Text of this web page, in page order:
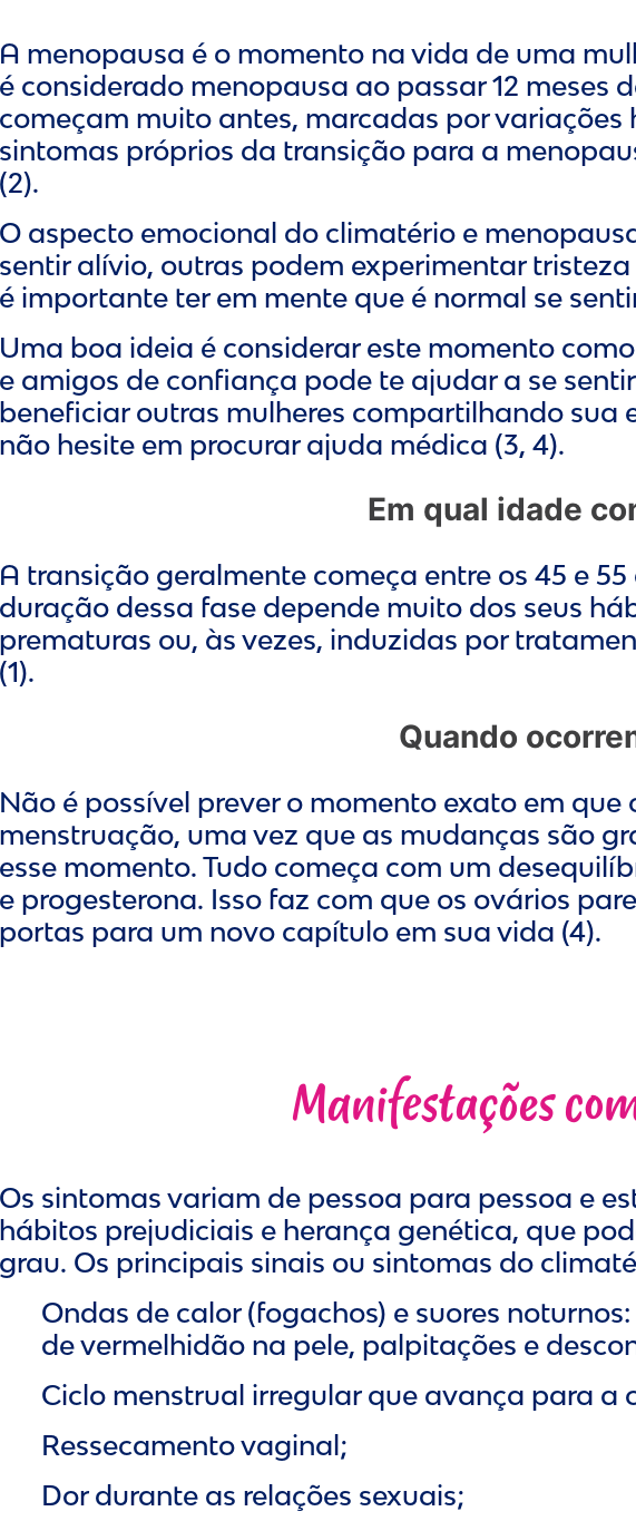
menopausa é o momento na vida de uma
considerado menopausa ao passar 12 meses
muito antes, marcadas por
próprios da transição para a
aspecto emocional do climatério e
alívio, outras podem experimentar
importante ter em mente que é normal se
boa ideia é considerar este momento
amigos de confiança pode te ajudar a se
outras mulheres compartilhando sua
hesite em procurar ajuda médica (3, 4).
Em qual idade
transição geralmente começa entre os 45 e
dessa fase depende muito dos seus
ou, às vezes, induzidas por
Quando
é possível prever o momento exato em
uma vez que as mudanças são
momento. Tudo começa com um
progesterona. Isso faz com que os ovários
para um novo capítulo em sua vida (4).
Manifestações
sintomas variam de pessoa para pessoa e
prejudiciais e herança genética, que
Os principais sinais ou sintomas do
Ondas de calor (fogachos) e suores
de vermelhidão na pele, palpitações e
Ciclo menstrual irregular que avança para
Ressecamento vaginal;
Dor durante as relações sexuais;